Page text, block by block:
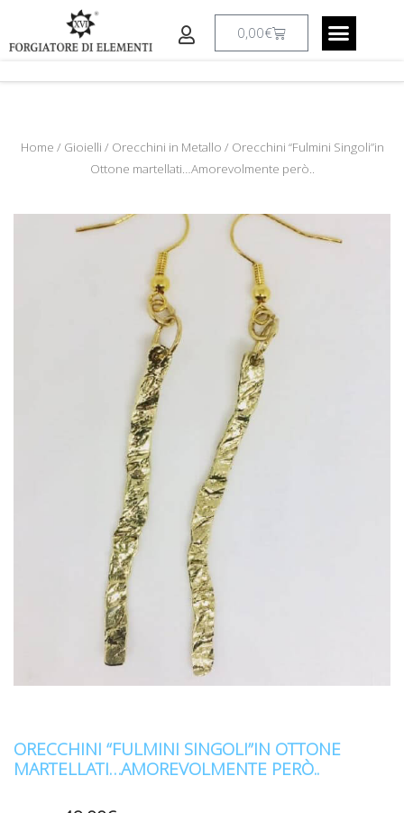
contenuto
0,00€Carrello
Home / Gioielli / Orecchini in Metallo / Orecchini “Fulmini Singoli”in
Ottone martellati…Amorevolmente però..
ORECCHINI “FULMINI SINGOLI”IN OTTONE
MARTELLATI…AMOREVOLMENTE PERÒ..